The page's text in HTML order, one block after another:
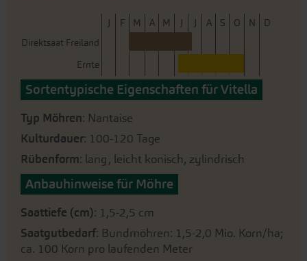
J F M A M J J A S O N
D
Direktsaat Freiland
Ernte
Sortentypische Eigenschaften für Vitella
Typ Möhren: Nantaise
Kulturdauer: 100-120 Tage
Rübenform: lang, leicht konisch, zylindrisch
Anbauhinweise für Möhre
Saattiefe (cm): 1,5-2,5 cm
Saatgutbedarf: Bundmöhren: 1,5-2,0 Mio. Korn/ha;
ca. 100 Korn pro laufenden Meter